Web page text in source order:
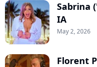
Sabrina
IA
May 2, 2026
Florent